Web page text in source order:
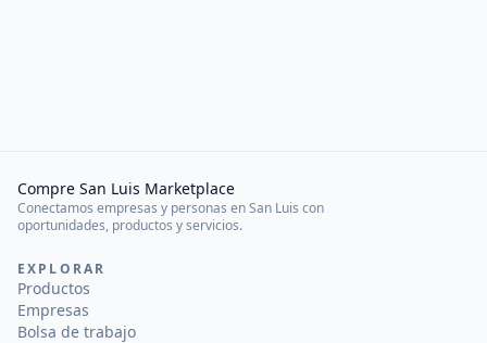
Compre San Luis Marketplace
Conectamos empresas y personas en San Luis con
oportunidades, productos y servicios.
EXPLORAR
Productos
Empresas
Bolsa de trabajo